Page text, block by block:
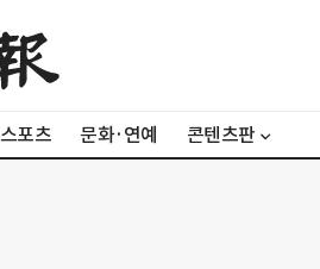
스포츠 문화·연예 콘텐츠판